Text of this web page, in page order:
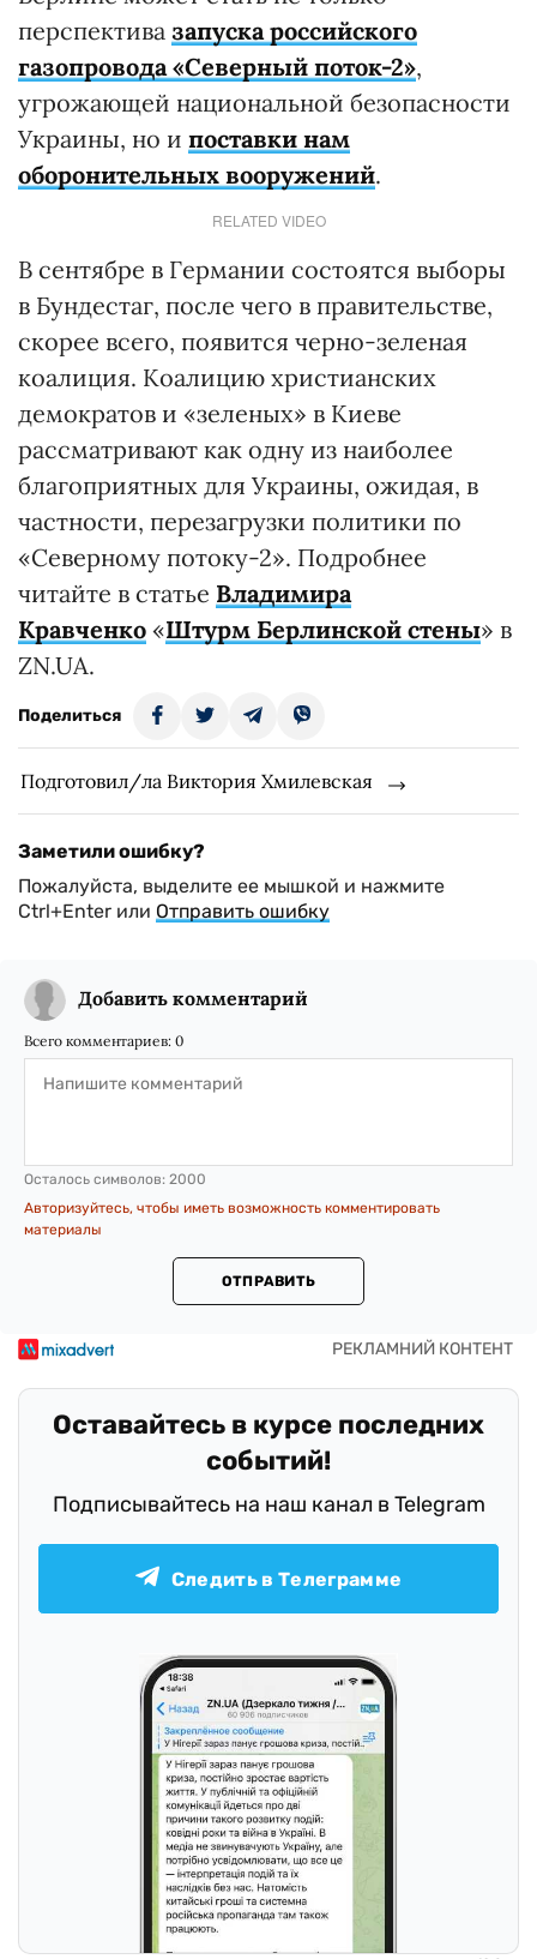
перспектива запуска российского
газопровода «Северный поток-2»,
угрожающей национальной безопасности
Украины, но и поставки нам
оборонительных вооружений.
RELATED VIDEO
В сентябре в Германии состоятся выборы
в Бундестаг, после чего в правительстве,
скорее всего, появится черно-зеленая
коалиция. Коалицию христианских
демократов и «зеленых» в Киеве
рассматривают как одну из наиболее
благоприятных для Украины, ожидая, в
частности, перезагрузки политики по
«Северному потоку-2». Подробнее
читайте в статье Владимира
Кравченко «Штурм Берлинской стены» в
ZN.UA.
Поделиться
Подготовил/ла Виктория Хмилевская
Заметили ошибку?
Пожалуйста, выделите ее мышкой и нажмите
Ctrl+Enter или Отправить ошибку
Добавить комментарий
Всего комментариев: 0
Осталось символов: 2000
Авторизуйтесь, чтобы иметь возможность комментировать
материалы
ОТПРАВИТЬ
Оставайтесь в курсе последних
событий!
Подписывайтесь на наш канал в Telegram
Следить в Телеграмме